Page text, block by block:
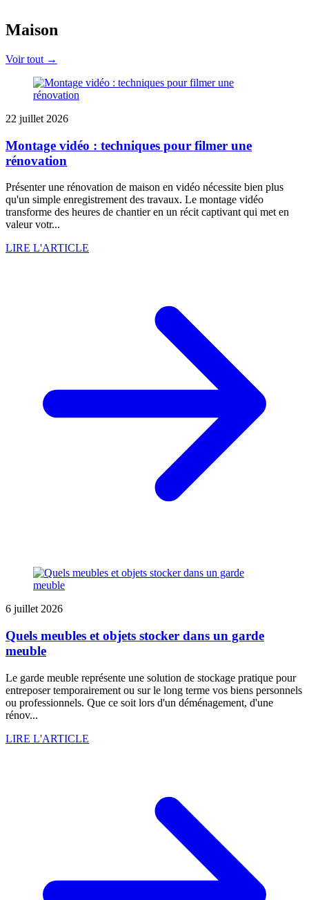
Maison
Voir tout →
22 juillet 2026
Montage vidéo : techniques pour filmer une
rénovation
Présenter une rénovation de maison en vidéo nécessite bien plus
qu'un simple enregistrement des travaux. Le montage vidéo
transforme des heures de chantier en un récit captivant qui met en
valeur votr...
LIRE L'ARTICLE
6 juillet 2026
Quels meubles et objets stocker dans un garde
meuble
Le garde meuble représente une solution de stockage pratique pour
entreposer temporairement ou sur le long terme vos biens personnels
ou professionnels. Que ce soit lors d'un déménagement, d'une
rénov...
LIRE L'ARTICLE